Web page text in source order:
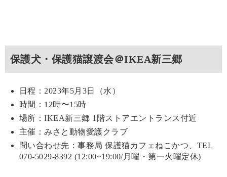
保護犬・保護猫譲渡会＠IKEA新三郷
日程：2023年5月3日（水）
時間：12時〜15時
場所：IKEA新三郷 1階ストアエントランス付近
主催：みさと動物愛護クラブ
問い合わせ先：事務局 保護猫カフェねこかつ、TEL
070-5029-8392 (12:00~19:00/月曜・第一火曜定休)